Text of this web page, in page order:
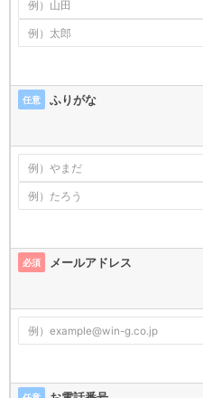
任意 ふりがな
必須 メールアドレス